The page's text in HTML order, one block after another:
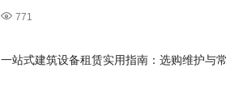
771
一站式建筑设备租赁实用指南：选购维护与常